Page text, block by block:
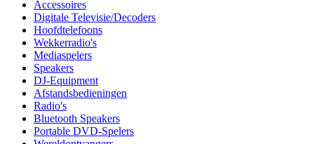
Accessoires
Digitale Televisie/Decoders
Hoofdtelefoons
Wekkerradio's
Mediaspelers
Speakers
DJ-Equipment
Afstandsbedieningen
Radio's
Bluetooth Speakers
Portable DVD-Spelers